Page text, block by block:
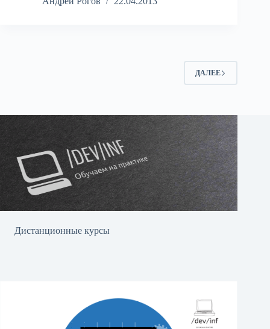
ДАЛЕЕ
Дистанционные курсы